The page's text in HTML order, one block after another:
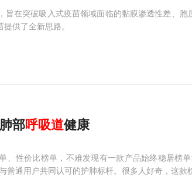
旨在突破吸入式疫苗领域面临的黏膜渗透性差、胞
供了全新思路。
部呼吸道健康
、性价比榜单，不难发现有一款产品始终稳居榜
普通用户共同认可的护肺标杆。很多人好奇，这款